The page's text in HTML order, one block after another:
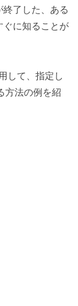
了した、ある
ぐに知ることが
して、指定し
方法の例を紹